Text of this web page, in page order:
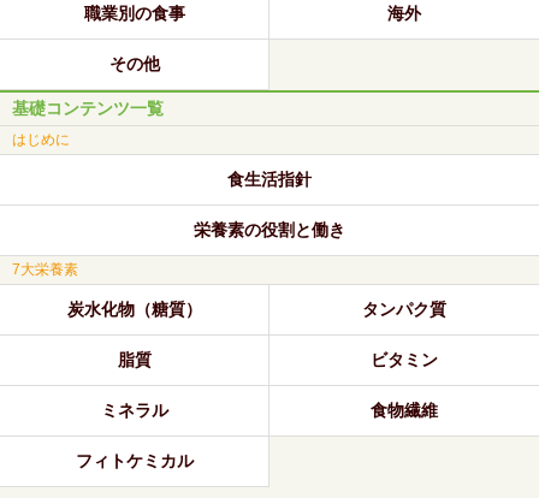
職業別の食事 海外
その他
基礎コンテンツ一覧
はじめに
食生活指針
栄養素の役割と働き
7大栄養素
炭水化物（糖質） タンパク質
脂質 ビタミン
ミネラル 食物繊維
フィトケミカル